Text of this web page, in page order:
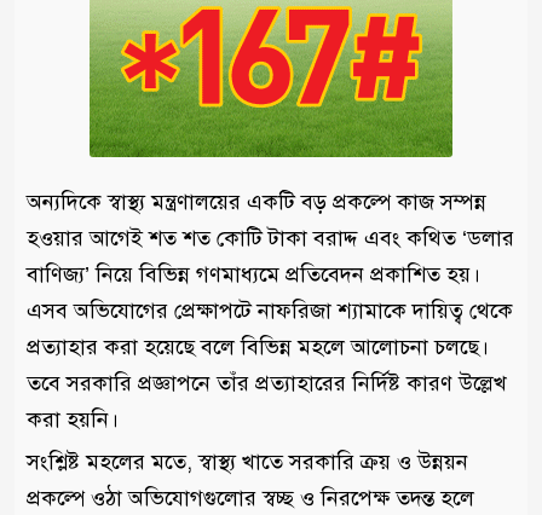
অন্যদিকে স্বাস্থ্য মন্ত্রণালয়ের একটি বড় প্রকল্পে কাজ সম্পন্ন
হওয়ার আগেই শত শত কোটি টাকা বরাদ্দ এবং কথিত ‘ডলার
বাণিজ্য’ নিয়ে বিভিন্ন গণমাধ্যমে প্রতিবেদন প্রকাশিত হয়।
এসব অভিযোগের প্রেক্ষাপটে নাফরিজা শ্যামাকে দায়িত্ব থেকে
প্রত্যাহার করা হয়েছে বলে বিভিন্ন মহলে আলোচনা চলছে।
তবে সরকারি প্রজ্ঞাপনে তাঁর প্রত্যাহারের নির্দিষ্ট কারণ উল্লেখ
করা হয়নি।
সংশ্লিষ্ট মহলের মতে, স্বাস্থ্য খাতে সরকারি ক্রয় ও উন্নয়ন
প্রকল্পে ওঠা অভিযোগগুলোর স্বচ্ছ ও নিরপেক্ষ তদন্ত হলে